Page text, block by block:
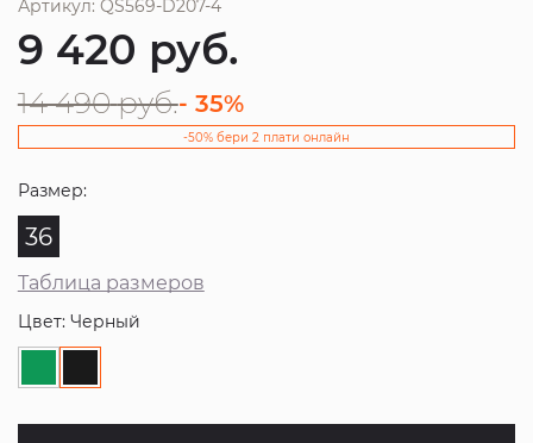
Артикул: QS569-D207-4
9 420 руб.
14 490 руб.- 35%
-50% бери 2 плати онлайн
Размер:
36
Таблица размеров
Цвет: Черный